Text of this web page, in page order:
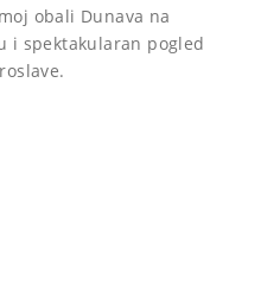
obali Dunava na
i spektakularan pogled